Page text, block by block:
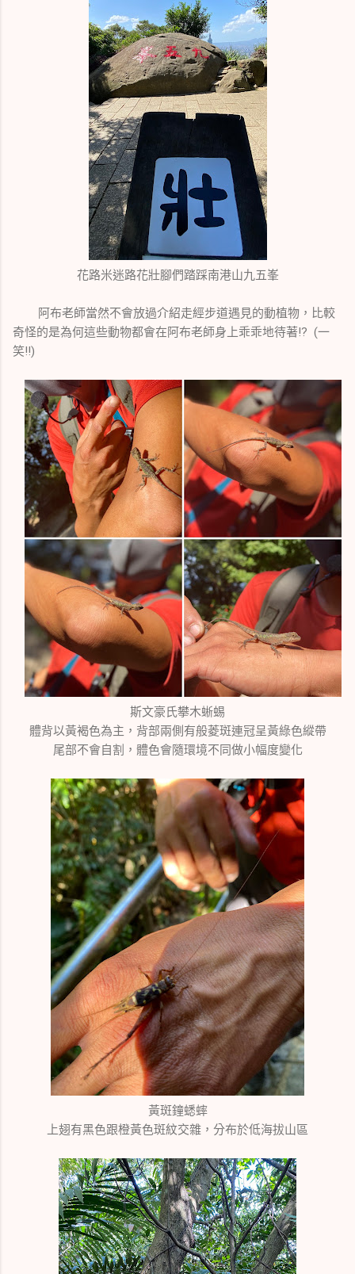
花路米迷路花壯腳們踏踩南港山九五峯
阿布老師當然不會放過介紹走經步道遇見的動植物，比較
奇怪的是為何這些動物都會在阿布老師身上乖乖地待著!? (一
笑!!)
斯文豪氏攀木蜥蜴
體背以黃褐色為主，背部兩側有般菱斑連冠呈黃綠色縱帶
尾部不會自割，體色會隨環境不同做小幅度變化
黃斑鐘蟋蟀
上翅有黑色跟橙黃色斑紋交雜，分布於低海拔山區